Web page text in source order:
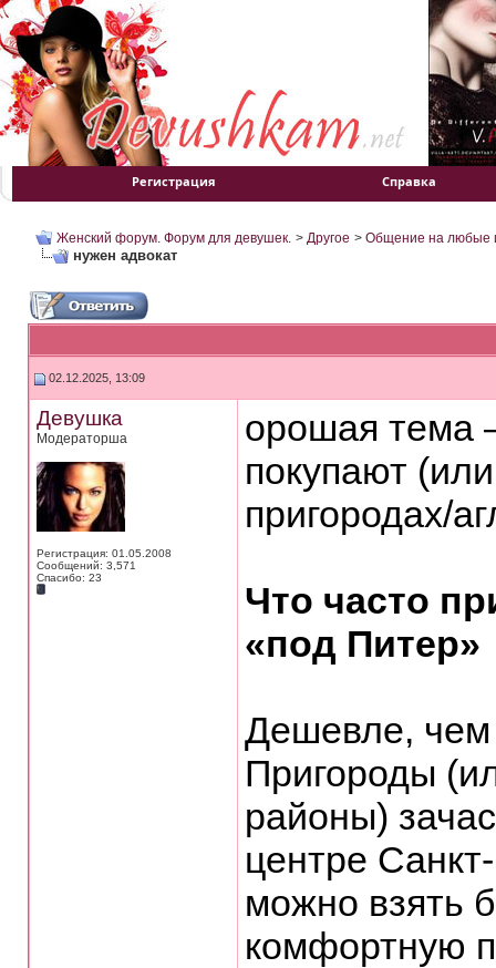
Регистрация Справка
Женский форум. Форум для девушек. > Другое > Общение на любые
нужен адвокат
02.12.2025, 13:09
Девушка
Модераторша
Регистрация: 01.05.2008
Сообщений: 3,571
Спасибо: 23
орошая тема
покупают
пригородах/
Что часто
«под Питер»
Дешевле, чем
Пригороды
районы)
центре
можно взять
комфортную